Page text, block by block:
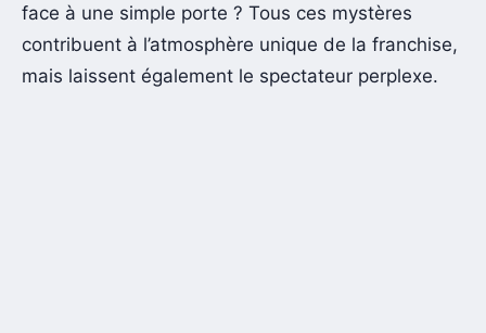
face à une simple porte ? Tous ces mystères
contribuent à l’atmosphère unique de la franchise,
mais laissent également le spectateur perplexe.